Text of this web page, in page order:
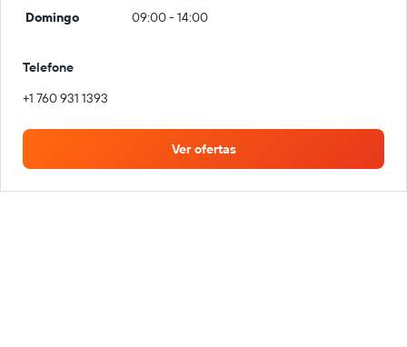
Domingo
09:00 - 14:00
Telefone
+1 760 931 1393
Ver ofertas